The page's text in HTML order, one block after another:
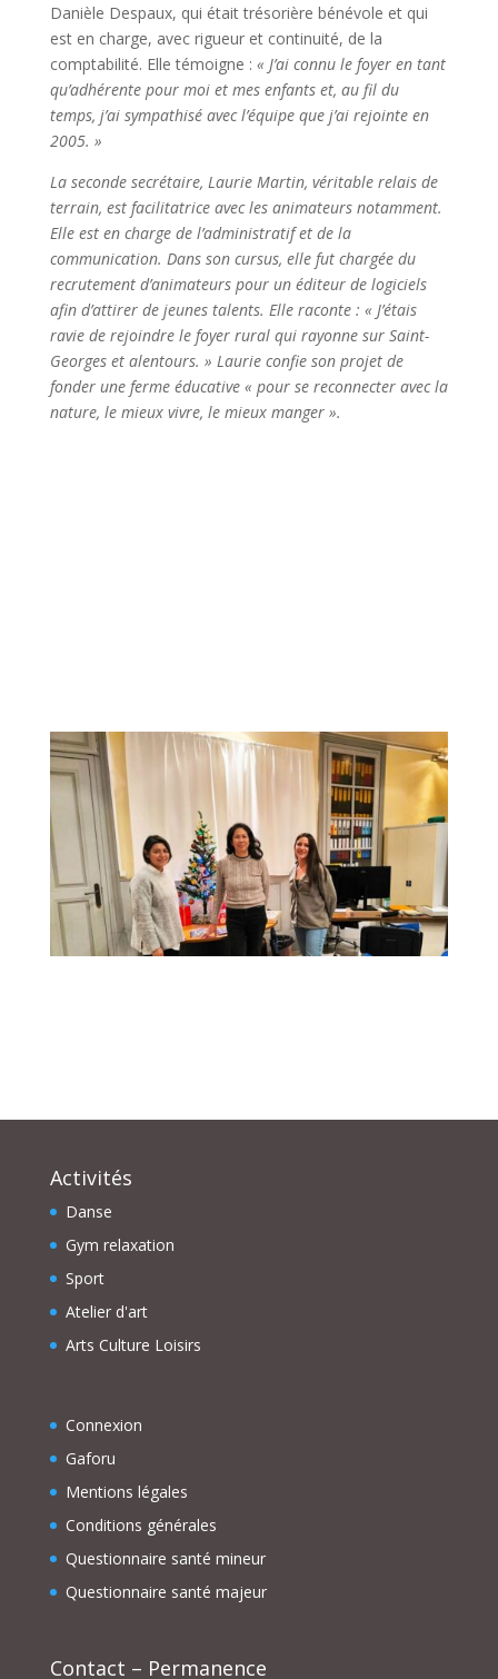
Danièle Despaux, qui était trésorière bénévole et qui
est en charge, avec rigueur et continuité, de la
comptabilité. Elle témoigne : « J’ai connu le foyer en tant
qu’adhérente pour moi et mes enfants et, au fil du
temps, j’ai sympathisé avec l’équipe que j’ai rejointe en
2005. »
La seconde secrétaire, Laurie Martin, véritable relais de
terrain, est facilitatrice avec les animateurs notamment.
Elle est en charge de l’administratif et de la
communication. Dans son cursus, elle fut chargée du
recrutement d’animateurs pour un éditeur de logiciels
afin d’attirer de jeunes talents. Elle raconte : « J’étais
ravie de rejoindre le foyer rural qui rayonne sur Saint-
Georges et alentours. » Laurie confie son projet de
fonder une ferme éducative « pour se reconnecter avec la
nature, le mieux vivre, le mieux manger ».
Activités
Danse
Gym relaxation
Sport
Atelier d'art
Arts Culture Loisirs
Connexion
Gaforu
Mentions légales
Conditions générales
Questionnaire santé mineur
Questionnaire santé majeur
Contact – Permanence